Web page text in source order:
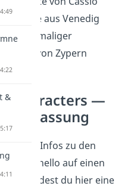
Bote aus Venedig
ehemaliger
von Zypern
Characters —
alles Infos zu den
in Othello auf einen
findest du hier eine
&